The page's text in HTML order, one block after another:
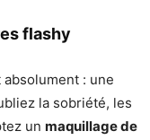
flashy
: une
la sobriété, les
un maquillage de